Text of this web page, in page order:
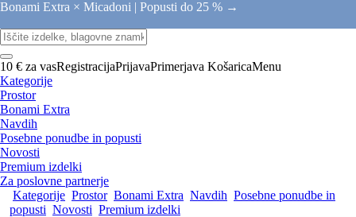
Bonami Extra × Micadoni | Popusti do 25 % →
10 € za vasRegistracijaPrijavaPrimerjava KošaricaMenu
Kategorije
Prostor
Bonami Extra
Navdih
Posebne ponudbe in popusti
Novosti
Premium izdelki
Za poslovne partnerje
Kategorije Prostor Bonami Extra Navdih Posebne ponudbe in
popusti Novosti Premium izdelki